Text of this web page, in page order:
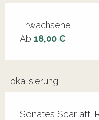
Erwachsene
Ab 18,00 €
Lokalisierung
Sonates Scarlatti